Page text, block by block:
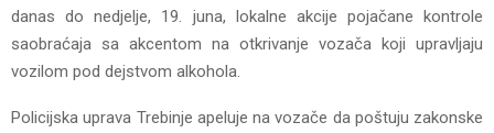
danas do nedjelje, 19. juna, lokalne akcije pojačane kontrole
saobraćaja sa akcentom na otkrivanje vozača koji upravljaju
vozilom pod dejstvom alkohola.
Policijska uprava Trebinje apeluje na vozače da poštuju zakonske